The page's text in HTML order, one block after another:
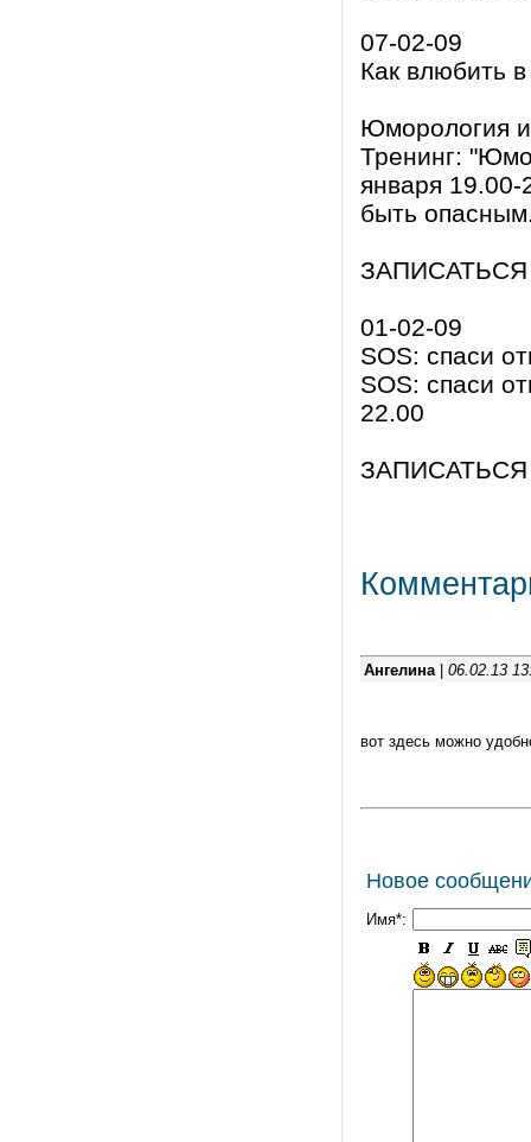
07-02-09
Как влюбить
Юморология
Тренинг:
января
быть
ЗАПИСАТЬСЯ
01-02-09
SOS: спаси
SOS: спаси
22.00
ЗАПИСАТЬСЯ
Ангелина 06.02.13
вот здесь можно
Новое
Имя*: